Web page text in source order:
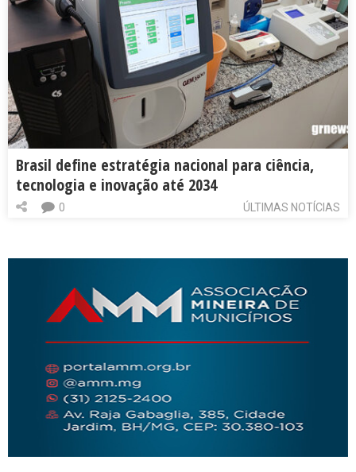
Brasil define estratégia nacional para ciência,
tecnologia e inovação até 2034
ÚLTIMAS NOTÍCIAS
0